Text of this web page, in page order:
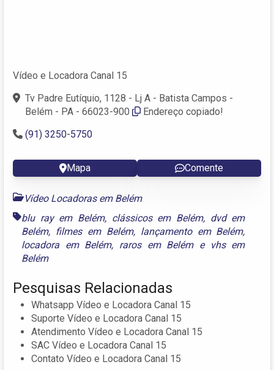
Vídeo e Locadora Canal 15
Tv Padre Eutíquio, 1128 - Lj A - Batista Campos -
Belém - PA - 66023-900
Endereço copiado!
(91) 3250-5750
Mapa Comente
Vídeo Locadoras em Belém
blu ray em Belém, clássicos em Belém, dvd em
Belém, filmes em Belém, lançamento em Belém,
locadora em Belém, raros em Beléme vhs em
Belém
Pesquisas Relacionadas
Whatsapp Vídeo e Locadora Canal 15
Suporte Vídeo e Locadora Canal 15
Atendimento Vídeo e Locadora Canal 15
SAC Vídeo e Locadora Canal 15
Contato Vídeo e Locadora Canal 15